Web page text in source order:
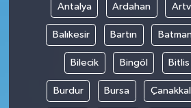
Antalya Ardahan
Balıkesir Bartın
Bilecik Bingöl Bitlis
Burdur Bursa